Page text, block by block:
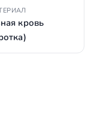
кровь